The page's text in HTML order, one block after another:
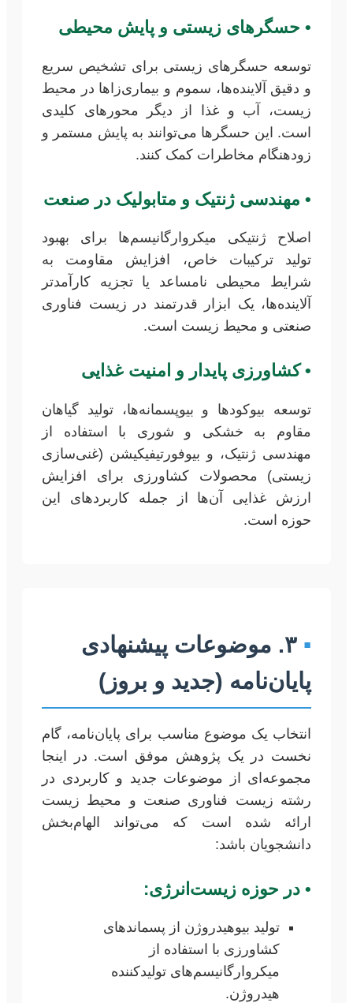
• حسگرهای زیستی و پایش محیطی
توسعه حسگرهای زیستی برای تشخیص سریع
و دقیق آلاینده‌ها، سموم و بیماری‌زاها در محیط
زیست، آب و غذا از دیگر محورهای کلیدی
است. این حسگرها می‌توانند به پایش مستمر و
زودهنگام مخاطرات کمک کنند.
• مهندسی ژنتیک و متابولیک در صنعت
اصلاح ژنتیکی میکروارگانیسم‌ها برای بهبود
تولید ترکیبات خاص، افزایش مقاومت به
شرایط محیطی نامساعد یا تجزیه کارآمدتر
آلاینده‌ها، یک ابزار قدرتمند در زیست فناوری
صنعتی و محیط زیست است.
•کشاورزی پایدار و امنیت غذایی
توسعه بیوکودها و بیوپسمانه‌ها، تولید گیاهان
مقاوم به خشکی و شوری با استفاده از
مهندسی ژنتیک، و بیوفورتیفیکیشن (غنی‌سازی
زیستی) محصولات کشاورزی برای افزایش
ارزش غذایی آن‌ها از جمله کاربردهای این
حوزه است.
▪
۳. موضوعات پیشنهادی
پایان‌نامه (جدید و بروز)
انتخاب یک موضوع مناسب برای پایان‌نامه، گام
نخست در یک پژوهش موفق است. در اینجا
مجموعه‌ای از موضوعات جدید و کاربردی در
رشته زیست فناوری صنعت و محیط زیست
ارائه شده است که می‌تواند الهام‌بخش
دانشجویان باشد:
• در حوزه زیست‌انرژی:
تولید بیوهیدروژن از پسماندهای
کشاورزی با استفاده از
میکروارگانیسم‌های تولیدکننده
هیدروژن.